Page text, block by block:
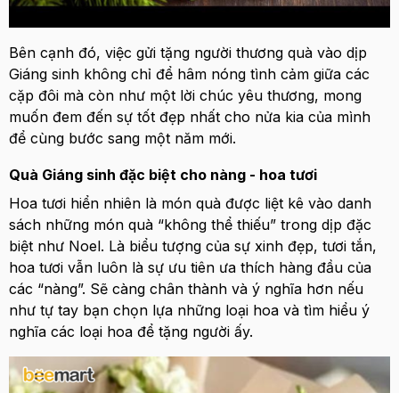
Bên cạnh đó, việc gửi tặng người thương quà vào dịp
Giáng sinh không chỉ để hâm nóng tình cảm giữa các
cặp đôi mà còn như một lời chúc yêu thương, mong
muốn đem đến sự tốt đẹp nhất cho nửa kia của mình
để cùng bước sang một năm mới.
Quà Giáng sinh đặc biệt cho nàng - hoa tươi
Hoa tươi hiển nhiên là món quà được liệt kê vào danh
sách những món quà “không thể thiếu” trong dịp đặc
biệt như Noel. Là biểu tượng của sự xinh đẹp, tươi tắn,
hoa tươi vẫn luôn là sự ưu tiên ưa thích hàng đầu của
các “nàng”. Sẽ càng chân thành và ý nghĩa hơn nếu
như tự tay bạn chọn lựa những loại hoa và tìm hiểu ý
nghĩa các loại hoa để tặng người ấy.